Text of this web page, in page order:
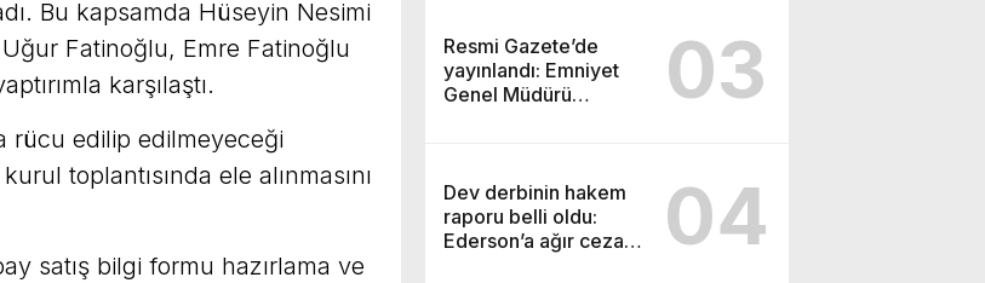
Resmi Gazete’de
yayınlandı: Emniyet
Genel Müdürü
03
Dev derbinin hakem
raporu belli oldu:
Ederson’a ağır ceza
04
Bu kapsamda Hüseyin Nesimi
Uğur Fatinoğlu, Emre Fatinoğlu
karşılaştı.
rücu edilip edilmeyeceği
toplantısında ele alınmasını
satış bilgi formu hazırlama ve